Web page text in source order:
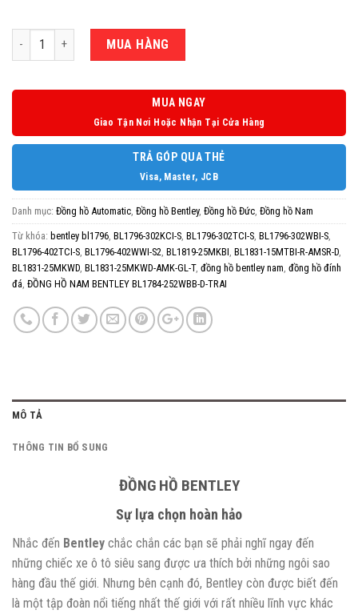
Số lượng MUA HÀNG
MUA NGAY
Giao Tận Nơi Hoặc Nhận Tại Cửa Hàng
TRẢ GÓP QUA THẺ
Visa, Master, JCB
Danh mục: Đồng hồ Automatic, Đồng hồ Bentley, Đồng hồ Đức, Đồng hồ Nam
Từ khóa: bentley bl1796, BL1796-302KCI-S, BL1796-302TCI-S, BL1796-302WBI-S,
BL1796-402TCI-S, BL1796-402WWI-S2, BL1819-25MKBI, BL1831-15MTBI-R-AMSR-D,
BL1831-25MKWD, BL1831-25MKWD-AMK-GL-T, đồng hồ bentley nam, đồng hồ đính
đá, ĐỒNG HỒ NAM BENTLEY BL1784-252WBB-D-TRAI
MÔ TẢ
THÔNG TIN BỔ SUNG
ĐỒNG HỒ BENTLEY
Sự lựa chọn hoàn hảo
Nhắc đến Bentley chắc chắn các bạn sẽ phải nghĩ ngay đến
những chiếc xe ô tô siêu sang được ưa thích bởi những ngôi sao
hàng đầu thế giới. Nhưng bên cạnh đó, Bentley còn được biết đến
là một tập đoàn nổi tiếng nhất thế giới với rất nhiều lĩnh vực khác